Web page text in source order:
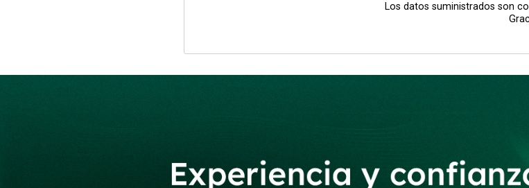
Los datos suministrados son